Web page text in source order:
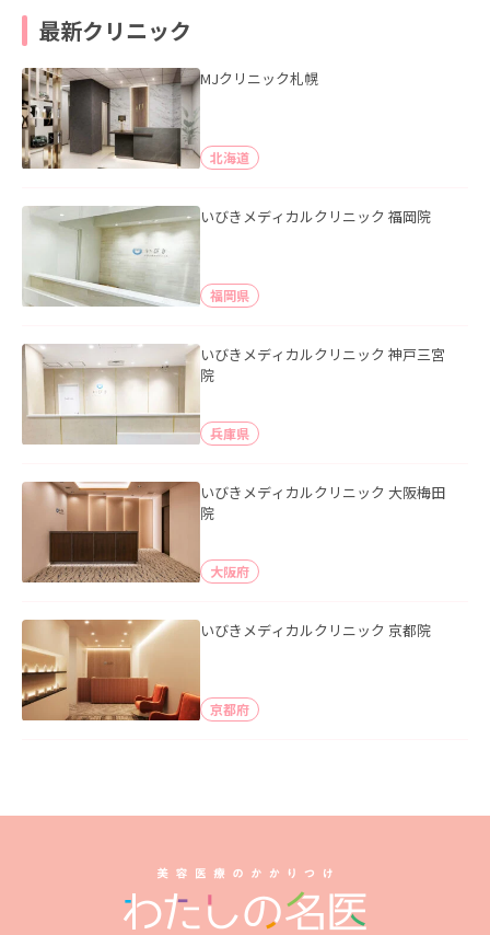
最新クリニック
MJクリニック札幌
北海道
いびきメディカルクリニック 福岡院
福岡県
いびきメディカルクリニック 神戸三宮
院
兵庫県
いびきメディカルクリニック 大阪梅田
院
大阪府
いびきメディカルクリニック 京都院
京都府